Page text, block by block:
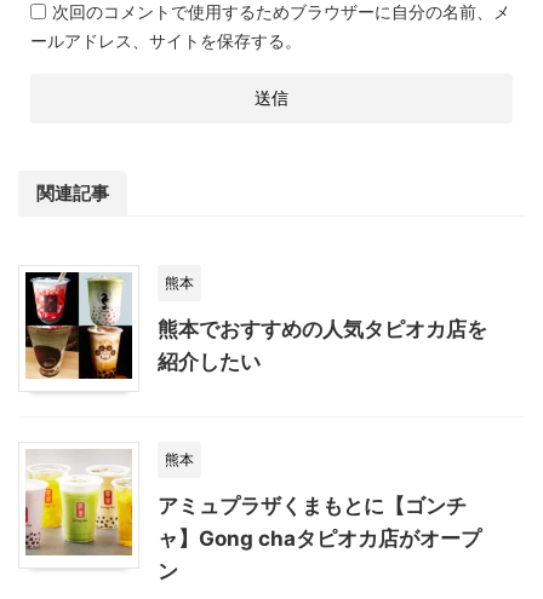
次回のコメントで使用するためブラウザーに自分の名前、メ
ールアドレス、サイトを保存する。
関連記事
熊本
熊本でおすすめの人気タピオカ店を
紹介したい
熊本
アミュプラザくまもとに【ゴンチ
ャ】Gong chaタピオカ店がオープ
ン